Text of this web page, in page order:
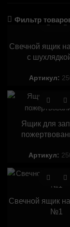
Фильтр
Свечной ящик
с
Артикул:
Ящик для
Артикул:
Свечной ящик
№1